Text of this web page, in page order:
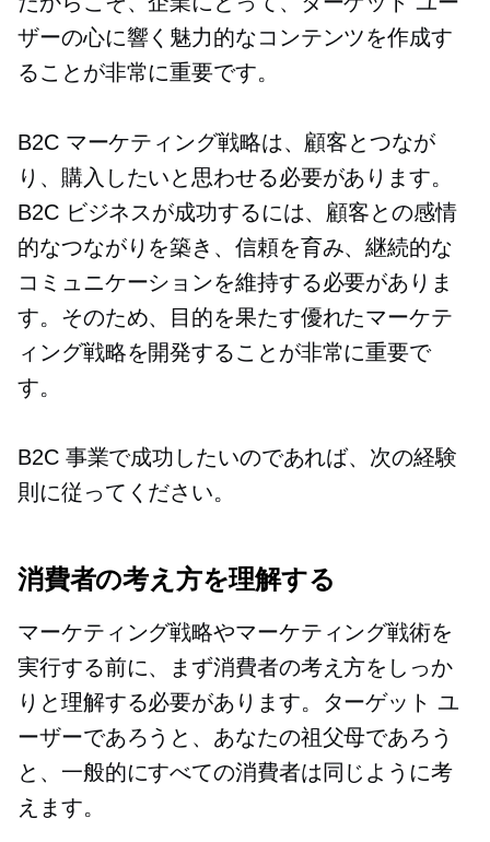
ザーの心に響く魅力的なコンテンツを作成す
ることが非常に重要です。
B2C マーケティング戦略は、顧客とつなが
り、購入したいと思わせる必要があります。
B2C ビジネスが成功するには、顧客との感情
的なつながりを築き、信頼を育み、継続的な
コミュニケーションを維持する必要がありま
す。そのため、目的を果たす優れたマーケテ
ィング戦略を開発することが非常に重要で
す。
B2C 事業で成功したいのであれば、次の経験
則に従ってください。
消費者の考え方を理解する
マーケティング戦略やマーケティング戦術を
実行する前に、まず消費者の考え方をしっか
りと理解する必要があります。ターゲット ユ
ーザーであろうと、あなたの祖父母であろう
と、一般的にすべての消費者は同じように考
えます。